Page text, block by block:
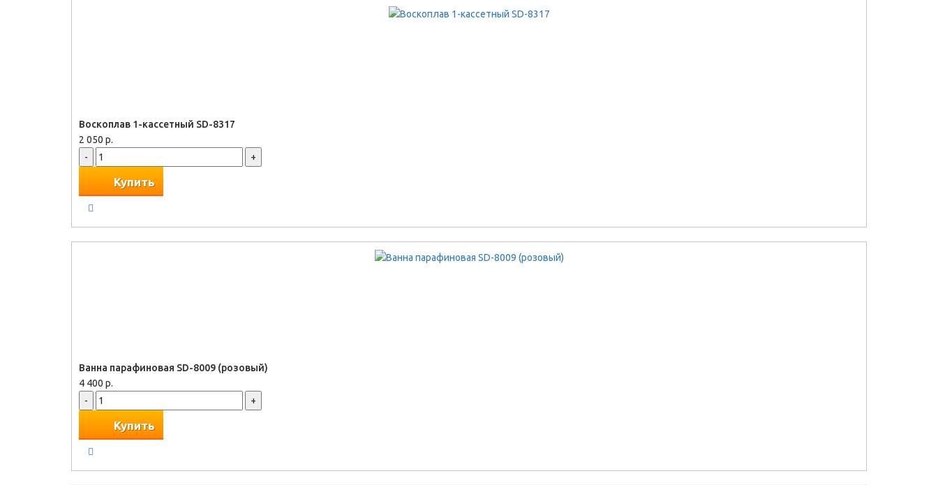
Воскоплав 1-кассетный SD-8317
2 050 р.
-
+
Купить
Ванна парафиновая SD-8009 (розовый)
4 400 р.
-
+
Купить